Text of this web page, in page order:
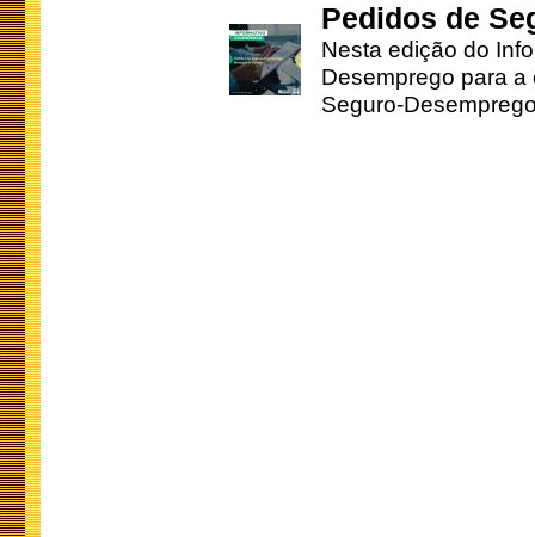
Pedidos de
Nesta edição do
Desemprego para
Seguro-